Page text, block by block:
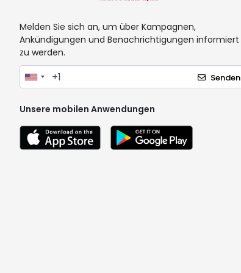
Melden Sie sich an, um über Kampagnen,
Ankündigungen und Benachrichtigungen informiert
zu werden.
Senden
Unsere mobilen Anwendungen